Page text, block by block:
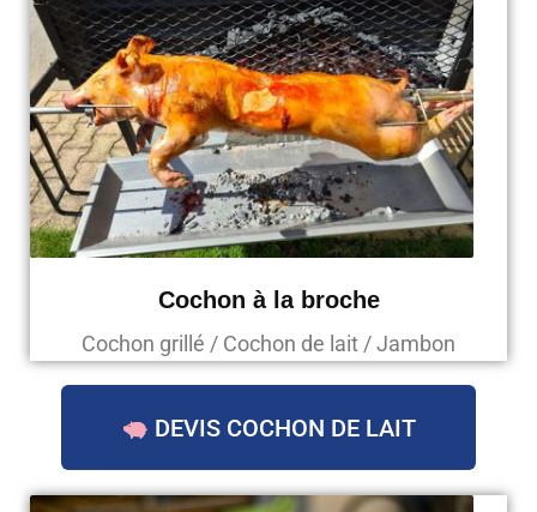
Cochon à la broche
Cochon grillé / Cochon de lait / Jambon
DEVIS COCHON DE LAIT